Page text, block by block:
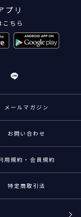
プリ
こちら
メールマガジン
お問い合わせ
用規約・会員規約
特定商取引法